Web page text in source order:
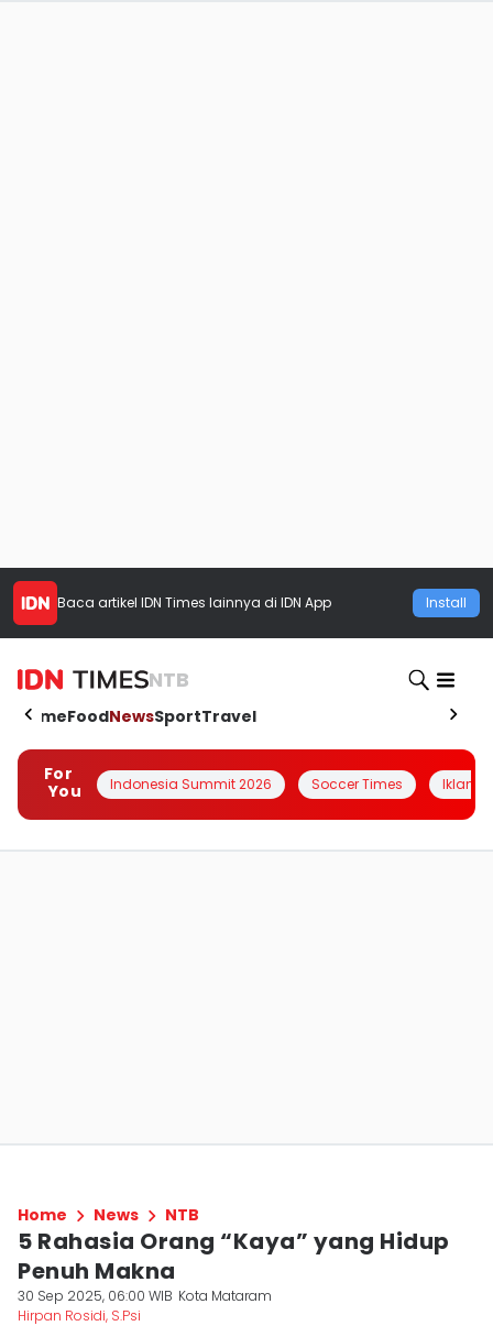
Baca artikel IDN Times lainnya di IDN App Install
NTB
HomeFoodNewsSportTravel
For
You
Indonesia Summit 2026 Soccer Times Iklanin
Home News NTB
5 Rahasia Orang “Kaya” yang Hidup
Penuh Makna
30 Sep 2025, 06:00 WIB Kota Mataram
Hirpan Rosidi, S.Psi